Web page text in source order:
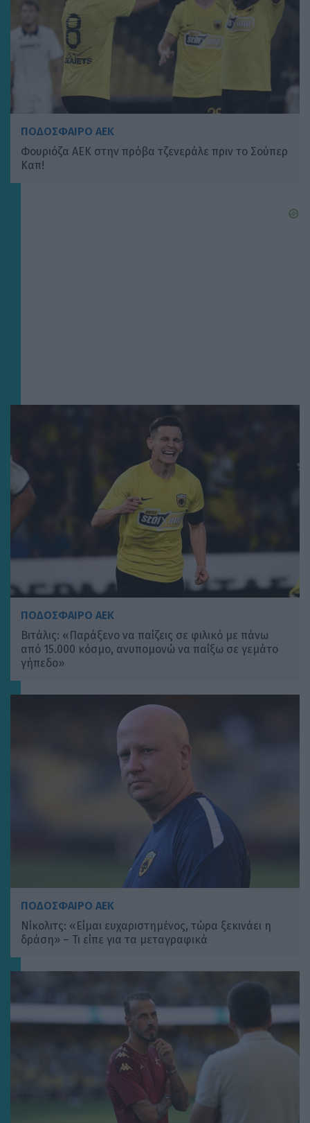
ΠΟΔΟΣΦΑΙΡΟ ΑΕΚ
Φουριόζα ΑΕΚ στην πρόβα τζενεράλε πριν το Σούπερ
Καπ!
ΠΟΔΟΣΦΑΙΡΟ ΑΕΚ
Βιτάλις: «Παράξενο να παίζεις σε φιλικό με πάνω
από 15.000 κόσμο, ανυπομονώ να παίξω σε γεμάτο
γήπεδο»
ΠΟΔΟΣΦΑΙΡΟ ΑΕΚ
Νίκολιτς: «Είμαι ευχαριστημένος, τώρα ξεκινάει η
δράση» – Τι είπε για τα μεταγραφικά